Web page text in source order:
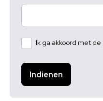
Ik ga akkoord met de